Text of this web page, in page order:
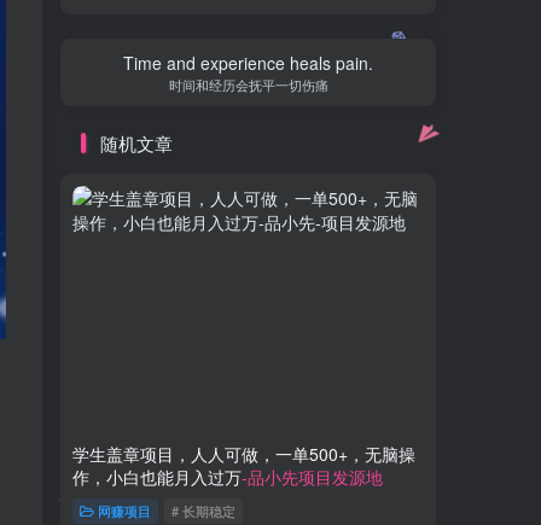
Time and experience heals pain.
时间和经历会抚平一切伤痛
随机文章
学生盖章项目，人人可做，一单500+，无脑操
作，小白也能月入过万-品小先项目发源地
网赚项目 # 长期稳定